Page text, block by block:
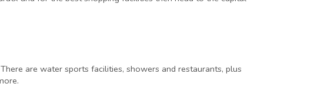
are water sports facilities, showers and restaurants, plus